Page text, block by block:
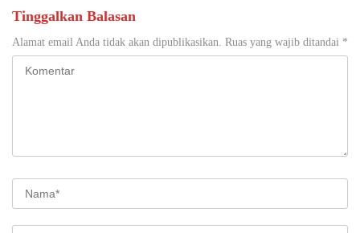
Tinggalkan Balasan
Alamat email Anda tidak akan dipublikasikan. Ruas yang wajib ditandai *